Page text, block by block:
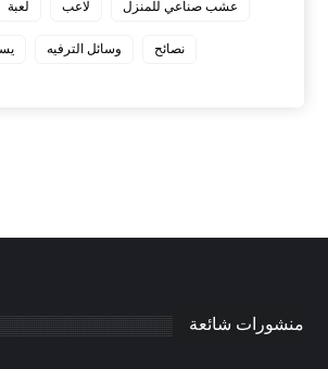
عشب صناعي للمنزل لاعب لعبة
نصائح وسائل الترفيه
منشورات شائعة